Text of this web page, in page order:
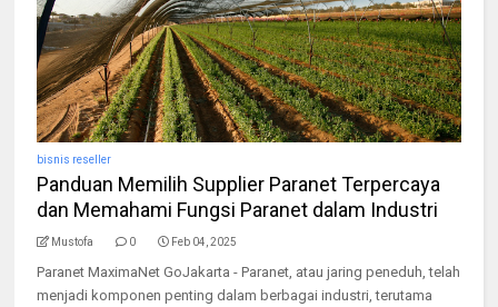
bisnis reseller
Panduan Memilih Supplier Paranet Terpercaya
dan Memahami Fungsi Paranet dalam Industri
Mustofa 0 Feb 04, 2025
Paranet MaximaNet GoJakarta - Paranet, atau jaring peneduh, telah
menjadi komponen penting dalam berbagai industri, terutama